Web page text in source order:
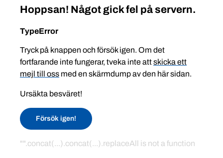
Hoppsan! Något gick fel på servern.
TypeError
Tryck på knappen och försök igen. Om det
fortfarande inte fungerar, tveka inte attskicka ett
mejl till oss med en skärmdump av den här sidan.
Ursäkta besväret!
Försök igen!
"".concat(...).concat(...).replaceAll is not a function